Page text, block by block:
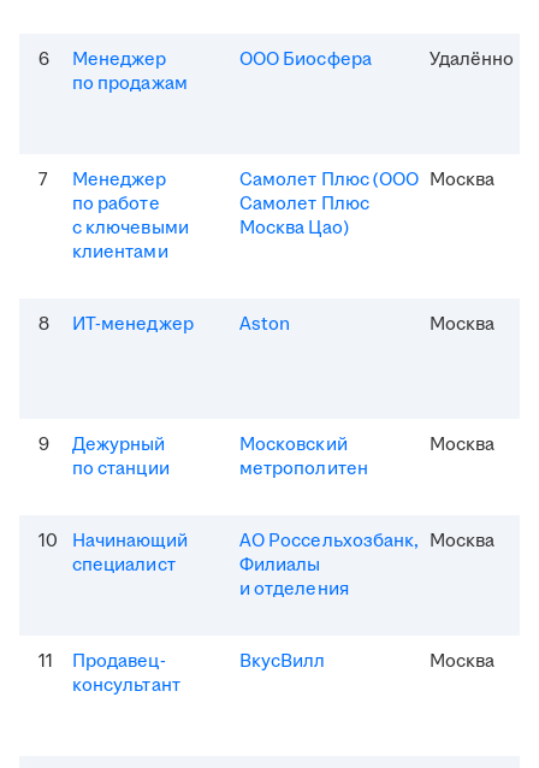
6
Менеджер
по продажам
ООО Биосфера Удалённо
7
Менеджер
по работе
с ключевыми
клиентами
Самолет Плюс (ООО
Самолет Плюс
Москва Цао)
Москва
8 ИТ-менеджер Aston Москва
9
Дежурный
по станции
Московский
метрополитен
Москва
10
Начинающий
специалист
АО Россельхозбанк,
Филиалы
и отделения
Москва
11
Продавец-
консультант
ВкусВилл Москва